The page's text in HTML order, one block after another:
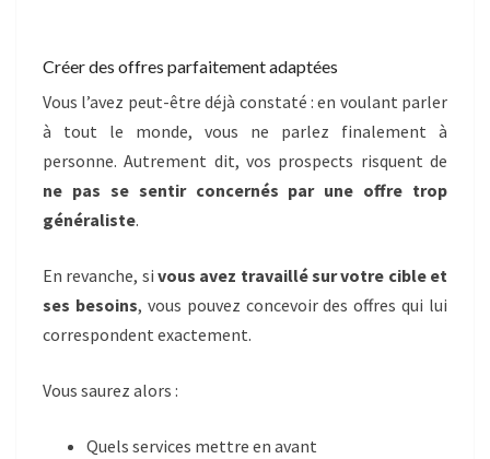
Créer des offres parfaitement adaptées
Vous l’avez peut-être déjà constaté : en voulant parler
à tout le monde, vous ne parlez finalement à
personne. Autrement dit, vos prospects risquent de
ne pas se sentir concernés par une offre trop
généraliste.
En revanche, si vous avez travaillé sur votre cible et
ses besoins, vous pouvez concevoir des offres qui lui
correspondent exactement.
Vous saurez alors :
Quels services mettre en avant